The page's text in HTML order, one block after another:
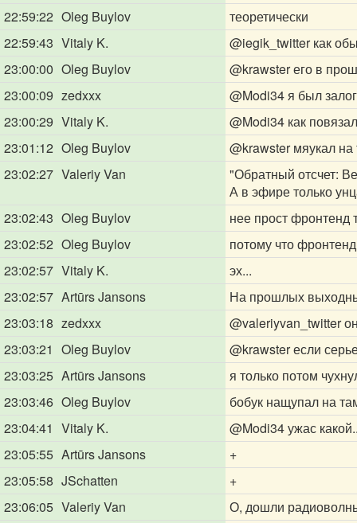
22:59:22 Oleg Buylov
теоретически
22:59:43 Vitaly K. @iegik_twitterкак
23:00:00 Oleg Buylov @krawsterего в
23:00:09 zedxxx @Modi34я был
23:00:29 Vitaly K. @Modi34 как
23:01:12 Oleg Buylov @krawsterмяукал на
23:02:27 Valeriy Van
"Обратный отсчет:
А в эфире только
23:02:43 Oleg Buylov
нее прост фронтенд
23:02:52 Oleg Buylov
потому что
23:02:57 Vitaly K.
эх...
23:02:57 Artūrs Jansons
На прошлых
23:03:18 zedxxx @valeriyvan_twitter
23:03:21 Oleg Buylov @krawsterесли
23:03:25 Artūrs Jansons
я только потом
23:03:46 Oleg Buylov
бобук нащупал на
23:04:41 Vitaly K. @Modi34ужас
23:05:55 Artūrs Jansons
+
23:05:58 JSchatten
+
23:06:05 Valeriy Van
О, дошли